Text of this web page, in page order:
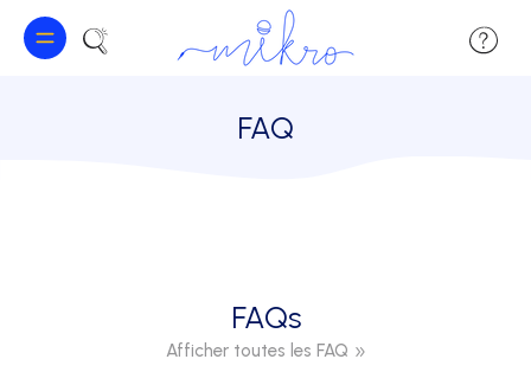
FAQ
FAQs
Afficher toutes les FAQ